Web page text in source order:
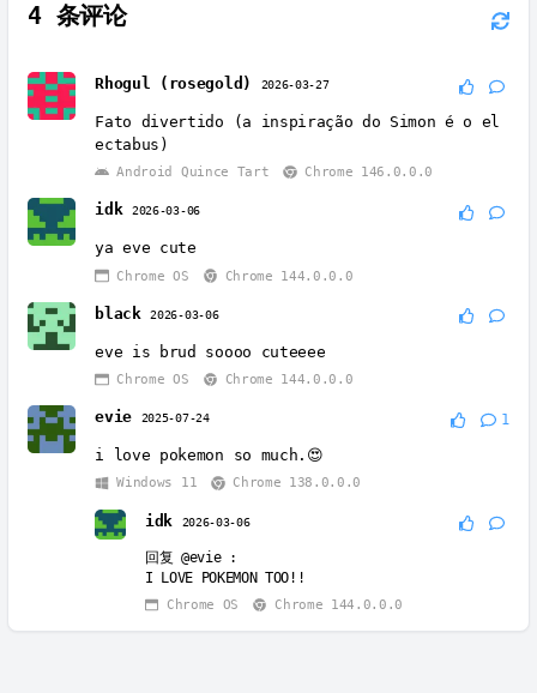
4 条评论
Rhogul (rosegold) 2026-03-27
Fato divertido (a inspiração do Simon é o el
ectabus)
Android Quince Tart Chrome 146.0.0.0
idk 2026-03-06
ya eve cute
Chrome OS Chrome 144.0.0.0
black2026-03-06
eve is brud soooo cuteeee
Chrome OS Chrome 144.0.0.0
evie 2025-07-24 1
i love pokemon so much.😍
Windows 11 Chrome 138.0.0.0
idk 2026-03-06
回复@evie:
I LOVE POKEMON TOO!!
Chrome OS
Chrome 144.0.0.0